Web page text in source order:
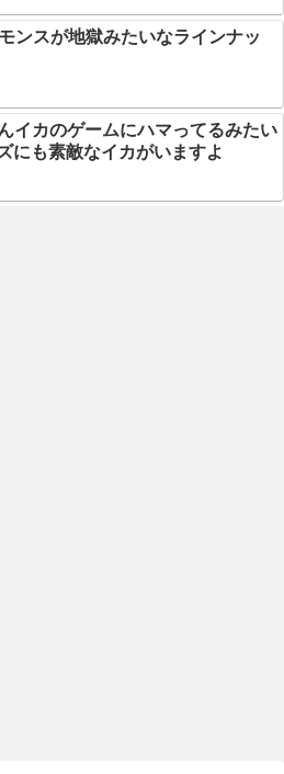
ンスが地獄みたいなラインナッ
イカのゲームにハマってるみたい
にも素敵なイカがいますよ